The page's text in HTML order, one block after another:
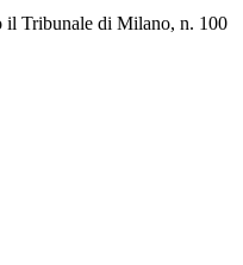
il Tribunale di Milano, n. 100